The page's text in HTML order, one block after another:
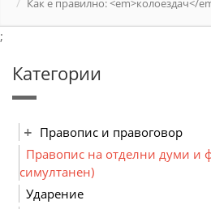
Как е правилно: <em>колоездач</
;
Категории
Правопис и правоговор
Правопис на отделни думи и
симултанен)
Ударение